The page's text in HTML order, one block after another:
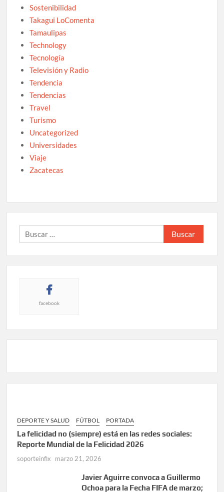
Sostenibilidad
Takagui LoComenta
Tamaulipas
Technology
Tecnología
Televisión y Radio
Tendencia
Tendencias
Travel
Turismo
Uncategorized
Universidades
Viaje
Zacatecas
Buscar:
facebook
DEPORTE Y SALUD FÚTBOL PORTADA
La felicidad no (siempre) está en las redes sociales:
Reporte Mundial de la Felicidad 2026
soporteinfix marzo 21, 2026
Javier Aguirre convoca a Guillermo
Ochoa para la Fecha FIFA de marzo;